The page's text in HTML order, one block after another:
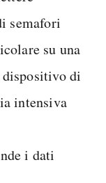
semafori
su una
di
intensiva
i dati